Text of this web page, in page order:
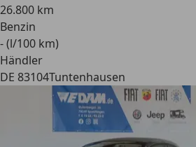
26.800 km
Benzin
- (l/100 km)
Händler
DE 83104Tuntenhausen